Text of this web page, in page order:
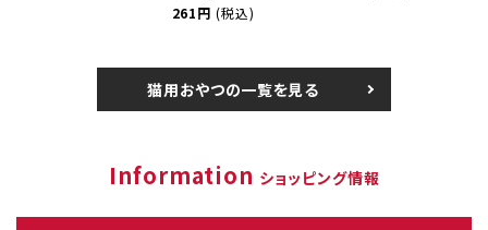
261円 (税込)
猫用おやつの一覧を見る
Information ショッピング情報